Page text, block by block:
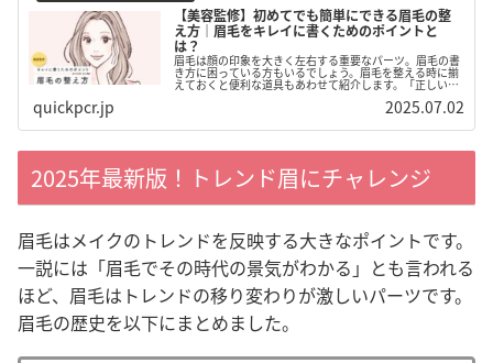
【美容監修】初めてでも簡単にできる眉毛の整
え方｜眉毛をキレイに書くためのポイントと
は？
眉毛は顔の印象を大きく左右する重要なパーツ。眉毛の書
き方に困っている方もいるでしょう。眉毛を整える時に揃
えておくと便利な道具もあわせて紹介します。「正しい眉
quickpcr.jp 2025.07.02
2025年最新版！トレンド眉にチャレンジ
眉毛はメイクのトレンドを反映する大きなポイントです。
一説には「眉毛でその時代の景気がわかる」とも言われる
ほど、眉毛はトレンドの移り変わりが激しいパーツです。
眉毛の歴史を以下にまとめました。